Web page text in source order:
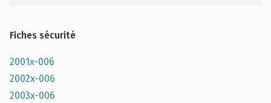
Fiches sécurité
2001x-006
2002x-006
2003x-006